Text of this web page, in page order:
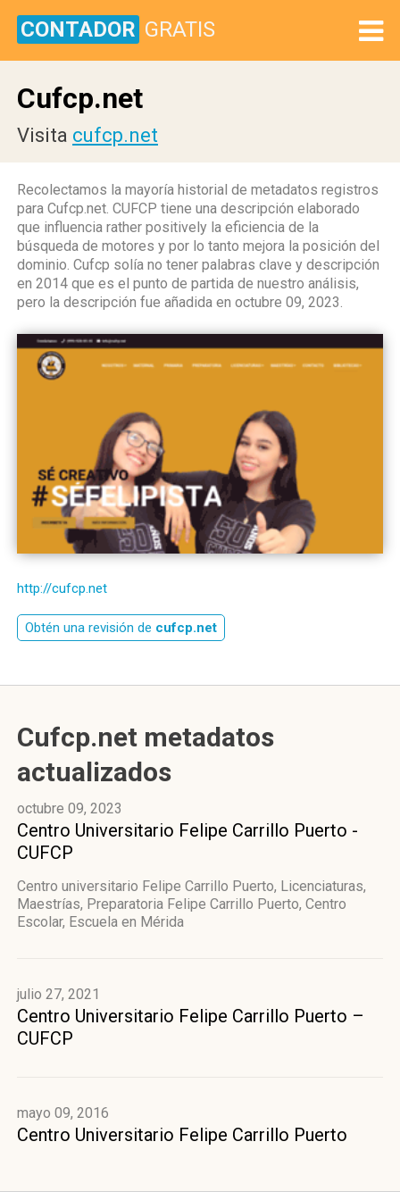
CONTADOR GRATIS
Cufcp.net
Visita cufcp.net
Recolectamos la mayoría historial de metadatos registros
para Cufcp.net. CUFCP tiene una descripción elaborado
que influencia rather positively la eficiencia de la
búsqueda de motores y por lo tanto mejora la posición del
dominio. Cufcp solía no tener palabras clave y descripción
en 2014 que es el punto de partida de nuestro análisis,
pero la descripción fue añadida en octubre 09, 2023.
http://cufcp.net
Obtén una revisión de cufcp.net
Cufcp.net metadatos
actualizados
octubre 09, 2023
Centro Universitario Felipe Carrillo Puerto -
CUFCP
Centro universitario Felipe Carrillo Puerto, Licenciaturas,
Maestrías, Preparatoria Felipe Carrillo Puerto, Centro
Escolar, Escuela en Mérida
julio 27, 2021
Centro Universitario Felipe Carrillo Puerto –
CUFCP
mayo 09, 2016
Centro Universitario Felipe Carrillo Puerto